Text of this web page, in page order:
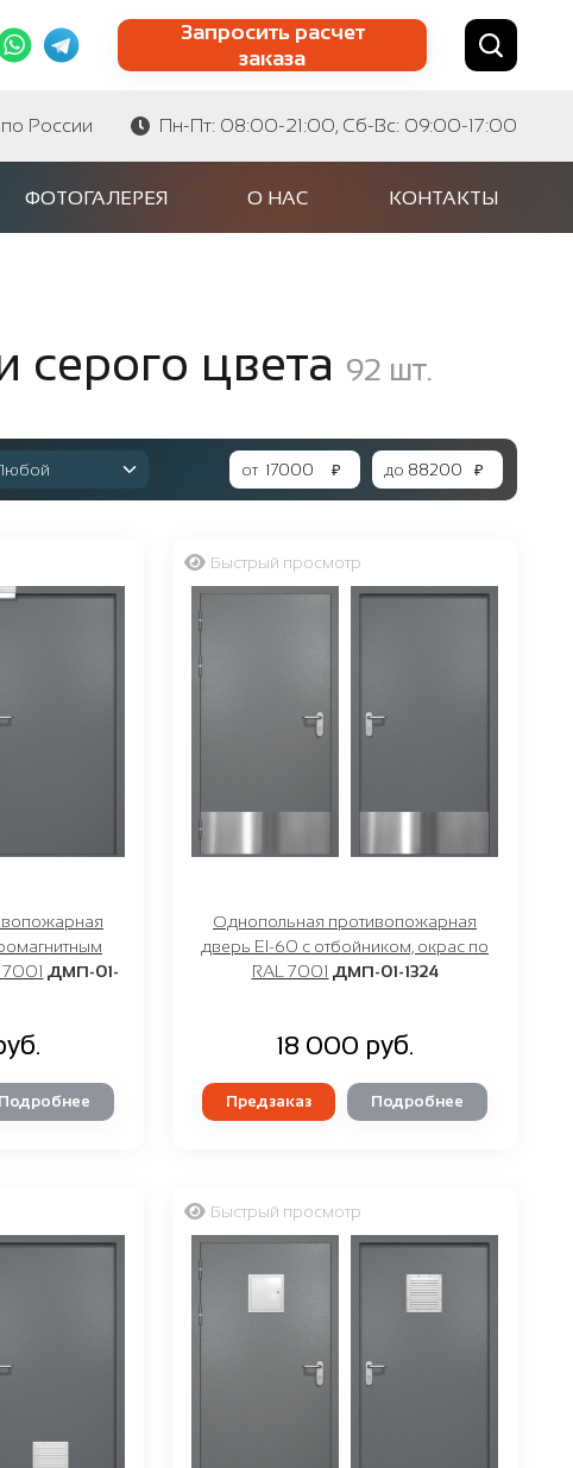
Запросить расчет
заказа
Найти по сайту Найти по артикулу
России Пн-Пт: 08:00-21:00, Сб-Вс: 09:00-17:00
ФОТОГАЛЕРЕЯ О НАС КОНТАКТЫ
цвета 92 шт.
от ₽ до ₽
7001 ДМП-01-
Подробнее
Быстрый просмотр
Однопольная противопожарная
дверь EI-60 с отбойником, окрас по
RAL 7001 ДМП-01-1324
18 000 руб.
Предзаказ Подробнее
Быстрый просмотр